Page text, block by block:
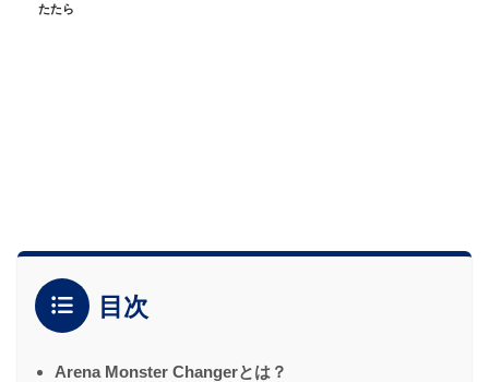
たたら
目次
Arena Monster Changerとは？